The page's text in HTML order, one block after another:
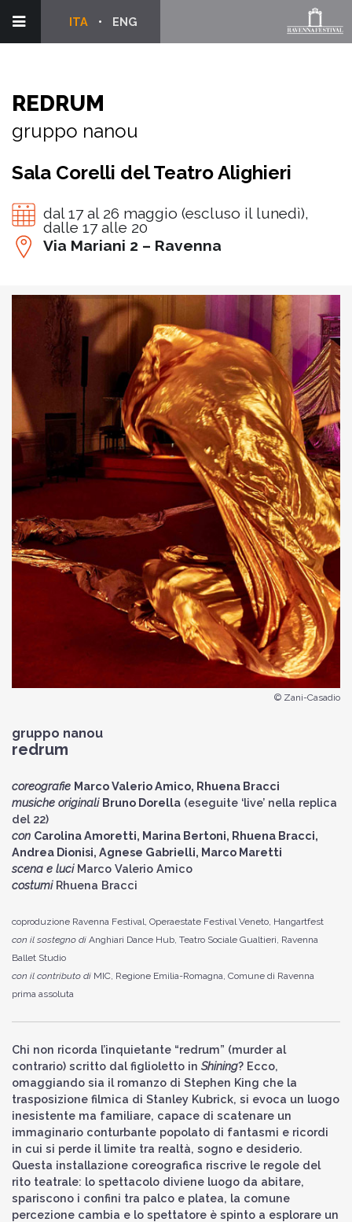
ENG
ITA
REDRUM
gruppo nanou
Sala Corelli del Teatro Alighieri
dal 17 al 26 maggio (escluso il lunedì),
dalle 17 alle 20
Via Mariani 2 – Ravenna
© Zani-Casadio
gruppo nanou
redrum
coreografie Marco Valerio Amico, Rhuena Bracci
musiche originali Bruno Dorella (eseguite ‘live’ nella replica
del 22)
con Carolina Amoretti, Marina Bertoni, Rhuena Bracci,
Andrea Dionisi, Agnese Gabrielli, Marco Maretti
scena e luci Marco Valerio Amico
costumi Rhuena Bracci
coproduzione Ravenna Festival, Operaestate Festival Veneto, Hangartfest
con il sostegno di Anghiari Dance Hub, Teatro Sociale Gualtieri, Ravenna
Ballet Studio
con il contributo di MIC, Regione Emilia-Romagna, Comune di Ravenna
prima assoluta
Chi non ricorda l’inquietante “redrum” (murder al
contrario) scritto dal figlioletto in Shining? Ecco,
omaggiando sia il romanzo di Stephen King che la
trasposizione filmica di Stanley Kubrick, si evoca un luogo
inesistente ma familiare, capace di scatenare un
immaginario conturbante popolato di fantasmi e ricordi
in cui si perde il limite tra realtà, sogno e desiderio.
Questa installazione coreografica riscrive le regole del
rito teatrale: lo spettacolo diviene luogo da abitare,
spariscono i confini tra palco e platea, la comune
percezione cambia e lo spettatore è spinto a esplorare un